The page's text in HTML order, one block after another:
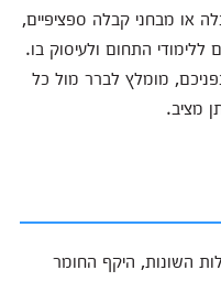
או מבחני קבלה ספציפיים,
התחום ולעיסוק בו.
מומלץ לברר מול כל
מציב.
השונות, היקף החומר